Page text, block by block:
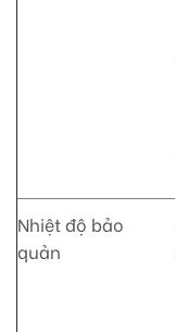
Nhiệt độ bảo
quản